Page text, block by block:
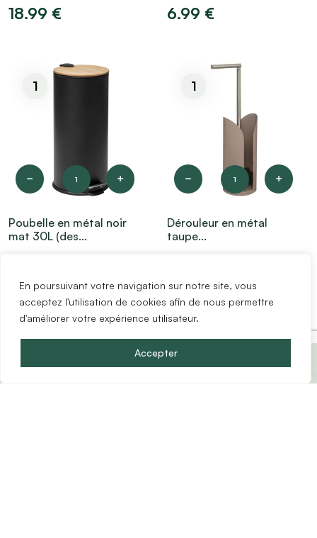
En poursuivant votre navigation sur notre site, vous
acceptez l'utilisation de cookies afin de nous permettre
d'améliorer votre expérience utilisateur.
Accepter
Prix du pack :
(156éléments)
18.99 € 6.99 €
1
1
Poubelle en métal noir
mat 30L (des...
1
1
Dérouleur en métal
taupe...
1 1